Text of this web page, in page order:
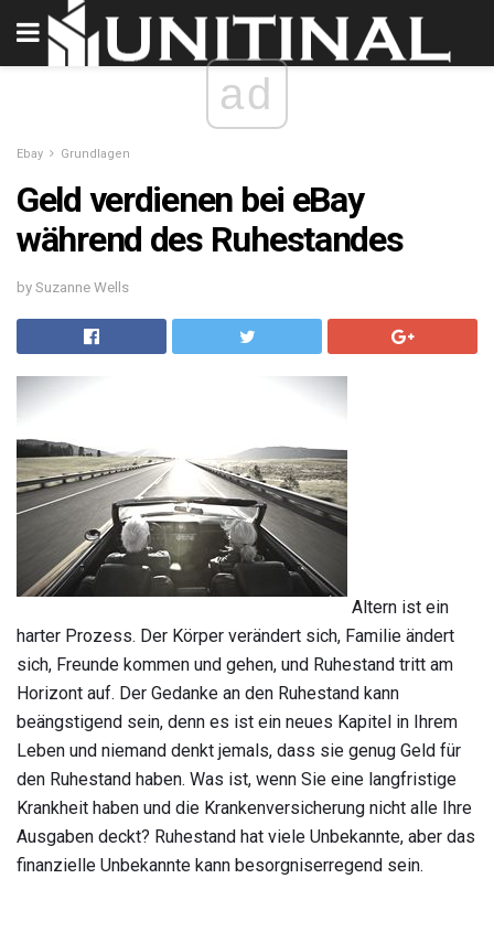
ad
Ebay Grundlagen
Geld verdienen bei eBay
während des Ruhestandes
by Suzanne Wells
Altern ist ein
harter Prozess. Der Körper verändert sich, Familie ändert
sich, Freunde kommen und gehen, und Ruhestand tritt am
Horizont auf. Der Gedanke an den Ruhestand kann
beängstigend sein, denn es ist ein neues Kapitel in Ihrem
Leben und niemand denkt jemals, dass sie genug Geld für
den Ruhestand haben. Was ist, wenn Sie eine langfristige
Krankheit haben und die Krankenversicherung nicht alle Ihre
Ausgaben deckt? Ruhestand hat viele Unbekannte, aber das
finanzielle Unbekannte kann besorgniserregend sein.